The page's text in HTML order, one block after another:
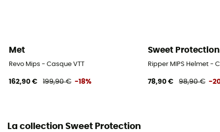
Garantie
2 ans
Met
Revo Mips - Casque VTT
162,90 € 199,90 € -18%
Sweet Protection
Ripper MIPS Helmet -
78,90 € 98,90 € -
La collection Sweet Protection